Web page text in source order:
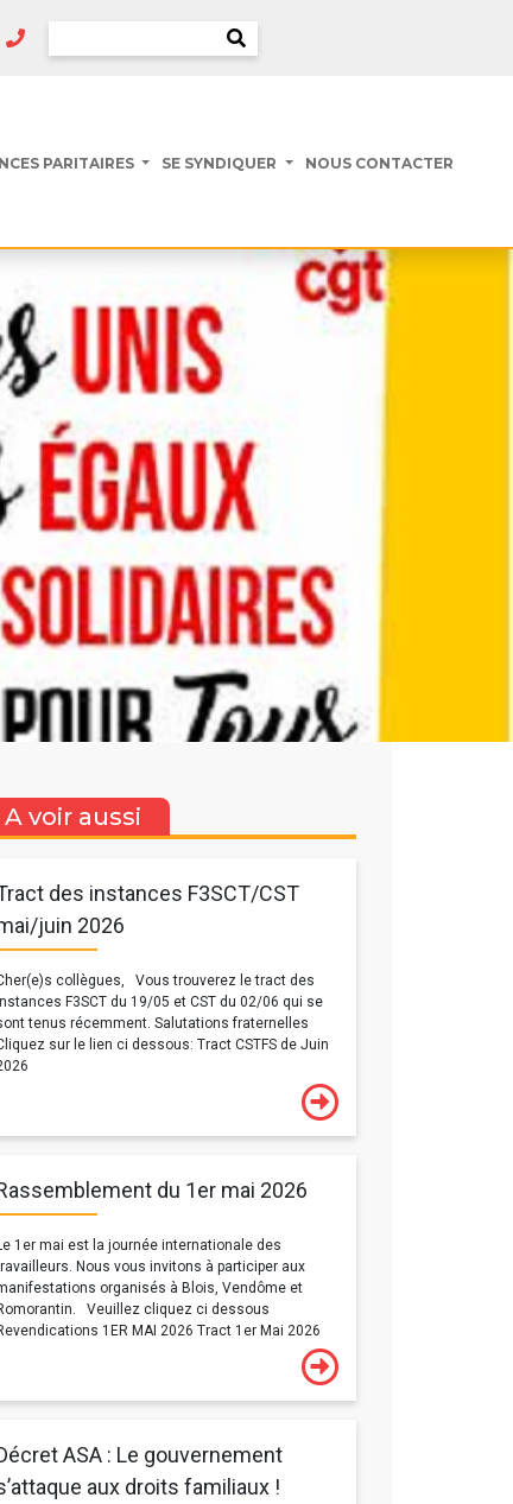
PARITAIRES SE SYNDIQUER NOUS CONTACTER
A voir aussi
des instances F3SCT/CST
juin 2026
collègues, Vous trouverez le tract des
F3SCT du 19/05 et CST du 02/06 qui se
tenus récemment. Salutations fraternelles
sur le lien ci dessous: Tract CSTFS de Juin
du 1er mai 2026
1er mai est la journée internationale des
Nous vous invitons à participer aux
organisés à Blois, Vendôme et
Veuillez cliquez ci dessous
1ER MAI 2026 Tract 1er Mai 2026
ASA : Le gouvernement
aux droits familiaux !